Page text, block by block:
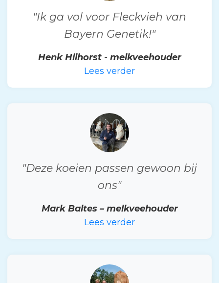
"Ik ga vol voor Fleckvieh van
Bayern Genetik!"
Henk Hilhorst - melkveehouder
Lees verder
"Deze koeien passen gewoon bij
ons"
Mark Baltes – melkveehouder
Lees verder